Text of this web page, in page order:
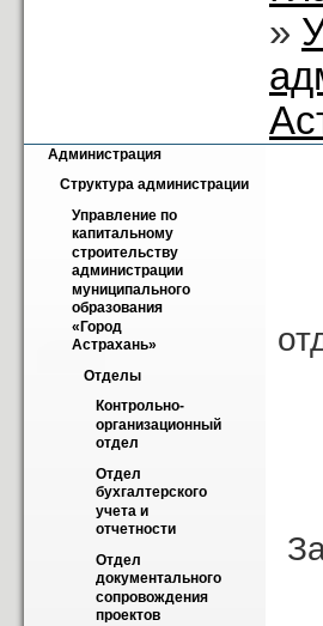
»
Администрация
Структура администрации
Управление по
капитальному
строительству
администрации
муниципального
образования
«Город
Астрахань»
Отделы
Контрольно-
организационный
отдел
Отдел
бухгалтерского
учета и
отчетности
Отдел
документального
сопровождения
проектов